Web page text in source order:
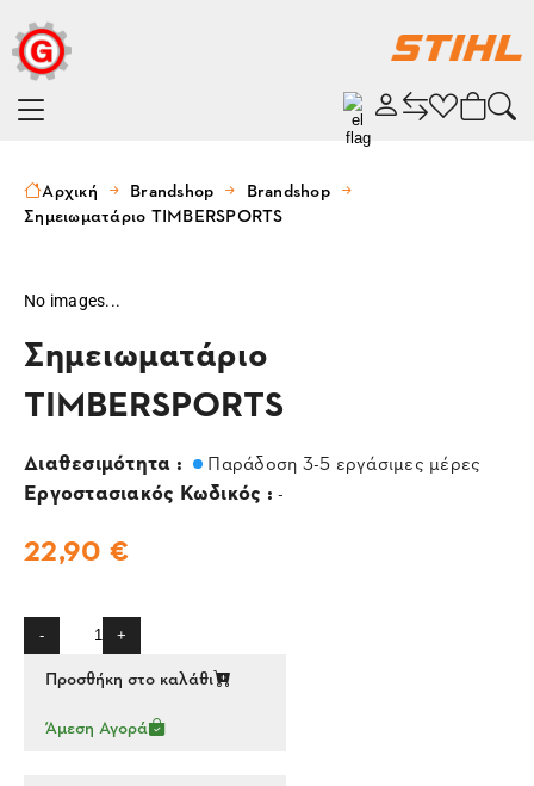
Αρχική Brandshop
Brandshop
Σημειωματάριο TIMBERSPORTS
No images...
Σημειωματάριο
TIMBERSPORTS
Διαθεσιμότητα : Παράδοση 3-5 εργάσιμες μέρες
Εργοστασιακός Κωδικός : -
22,90 €
- +
Προσθήκη στο καλάθι
Άμεση Αγορά